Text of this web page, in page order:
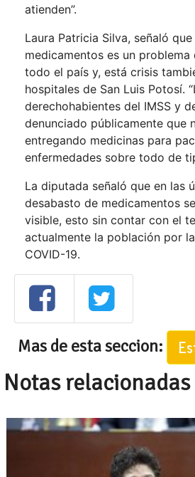
atienden”.
Laura Patricia Silva, señaló
medicamentos es un problema
todo el país y, está crisis
hospitales de San Luis Potosí.
derechohabientes del IMSS y
denunciado públicamente que
entregando medicinas para
enfermedades sobre todo de
La diputada señaló que en las
desabasto de medicamentos
visible, esto sin contar con el
actualmente la población por
COVID-19.
Mas de esta seccion:
Notas relacionadas